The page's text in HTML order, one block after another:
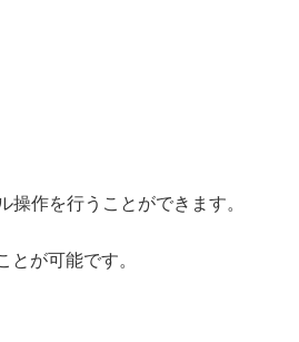
作を行うことができます。
が可能です。